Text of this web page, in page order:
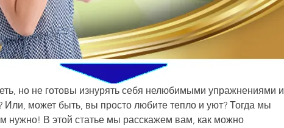
но не готовы изнурять себя нелюбимыми упражнениями и
Или, может быть, вы просто любите тепло и уют? Тогда мы
нужно! В этой статье мы расскажем вам, как можно